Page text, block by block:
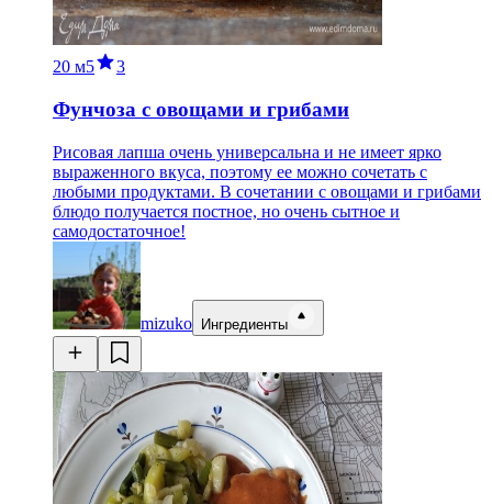
20 м5 3
Фунчоза с овощами и грибами
Рисовая лапша очень универсальна и не имеет ярко
выраженного вкуса, поэтому ее можно сочетать с
любыми продуктами. В сочетании с овощами и грибами
блюдо получается постное, но очень сытное и
самодостаточное!
mizuko Ингредиенты